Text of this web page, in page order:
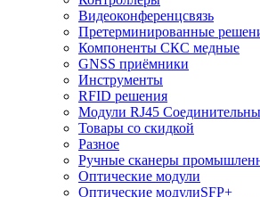
Видеоконференцсвязь
Претерминированные
Компоненты СКС медные
GNSS приёмники
Инструменты
RFID решения
Модули RJ45
Товары со скидкой
Разное
Ручные сканеры
Оптические модули
Оптические модулиSFP+